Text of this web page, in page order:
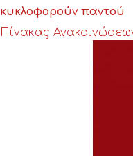
κυκλοφορούν παντού
Πίνακας